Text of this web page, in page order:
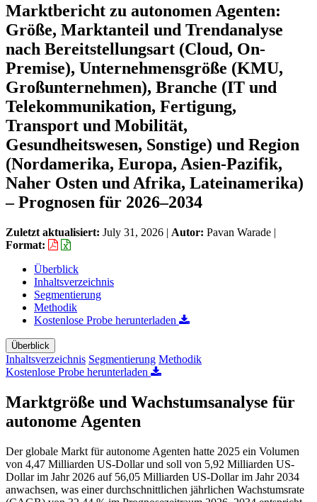
Marktbericht zu autonomen Agenten:
Größe, Marktanteil und Trendanalyse
nach Bereitstellungsart (Cloud, On-
Premise), Unternehmensgröße (KMU,
Großunternehmen), Branche (IT und
Telekommunikation, Fertigung,
Transport und Mobilität,
Gesundheitswesen, Sonstige) und Region
(Nordamerika, Europa, Asien-Pazifik,
Naher Osten und Afrika, Lateinamerika)
– Prognosen für 2026–2034
Zuletzt aktualisiert: July 31, 2026 | Autor: Pavan Warade |
Format:
Überblick
Inhaltsverzeichnis
Segmentierung
Methodik
Kostenlose Probe herunterladen
Überblick
Inhaltsverzeichnis Segmentierung Methodik
Kostenlose Probe herunterladen
Marktgröße und Wachstumsanalyse für
autonome Agenten
Der globale Markt für autonome Agenten hatte 2025 ein Volumen
von 4,47 Milliarden US-Dollar und soll von 5,92 Milliarden US-
Dollar im Jahr 2026 auf 56,05 Milliarden US-Dollar im Jahr 2034
anwachsen, was einer durchschnittlichen jährlichen Wachstumsrate